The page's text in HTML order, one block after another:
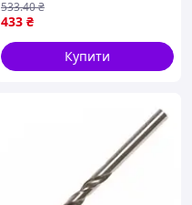
хвостовик ТМ HorsAY Hard
433 ₴
533.40₴
Купити